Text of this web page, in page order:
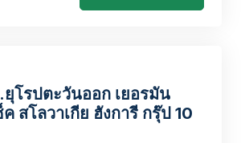
โรปตะวันออก เยอรมัน
สโลวาเกีย ฮังการี กรุ๊ป 10